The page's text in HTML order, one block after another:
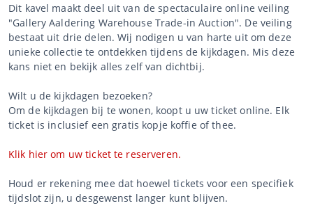
Dit kavel maakt deel uit van de spectaculaire online veiling
"Gallery Aaldering Warehouse Trade-in Auction". De veiling
bestaat uit drie delen. Wij nodigen u van harte uit om deze
unieke collectie te ontdekken tijdens de kijkdagen. Mis deze
kans niet en bekijk alles zelf van dichtbij.
Wilt u de kijkdagen bezoeken?
Om de kijkdagen bij te wonen, koopt u uw ticket online. Elk
ticket is inclusief een gratis kopje koffie of thee.
Klik hier om uw ticket te reserveren.
Houd er rekening mee dat hoewel tickets voor een specifiek
tijdslot zijn, u desgewenst langer kunt blijven.